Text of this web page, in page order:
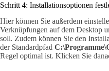
Schritt 4: Installationsoptionen
Hier können Sie außerdem
Verknüpfungen auf dem Desktop
soll. Zudem können Sie den
der Standardpfad
Regel optimal ist. Klicken Sie